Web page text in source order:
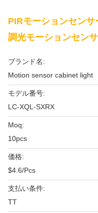
PIRモーションセン
調光モーションセン
ブランド名:
Motion sensor cabinet light
モデル番号:
LC-XQL-SXRX
Moq:
10pcs
価格:
$4.6/Pcs
支払い条件:
TT